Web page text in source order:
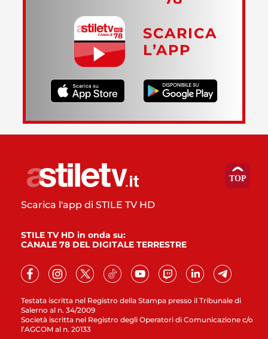
SCARICA
L’APP
Testata iscritta nel Registro della Stampa presso il Tribunale di
Salerno al n. 34/2009
Società iscritta nel Registro degli Operatori di Comunicazione c/o
l’AGCOM al n. 20133
Scarica l'app di STILE TV HD
STILE TV HD in onda su:
CANALE 78 DEL DIGITALE TERRESTRE